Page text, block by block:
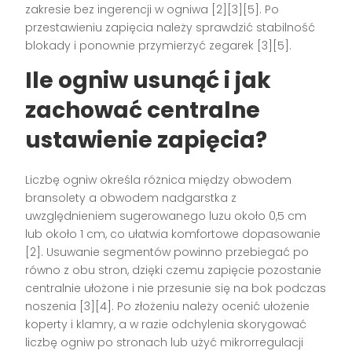
zakresie bez ingerencji w ogniwa [2][3][5]. Po
przestawieniu zapięcia należy sprawdzić stabilność
blokady i ponownie przymierzyć zegarek [3][5].
Ile ogniw usunąć i jak
zachować centralne
ustawienie zapięcia?
Liczbę ogniw określa różnica między obwodem
bransolety a obwodem nadgarstka z
uwzględnieniem sugerowanego luzu około 0,5 cm
lub około 1 cm, co ułatwia komfortowe dopasowanie
[2]. Usuwanie segmentów powinno przebiegać po
równo z obu stron, dzięki czemu zapięcie pozostanie
centralnie ułożone i nie przesunie się na bok podczas
noszenia [3][4]. Po złożeniu należy ocenić ułożenie
koperty i klamry, a w razie odchylenia skorygować
liczbę ogniw po stronach lub użyć mikrorregulacji